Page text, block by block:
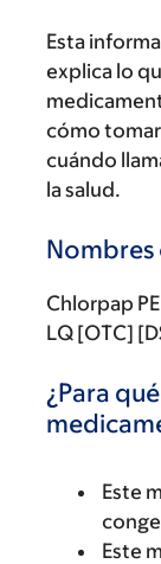
Esta
explica lo
cómo
cuándo
la salud.
Nombres
Chlorpap
LQ [OTC]
¿Para
Este
Este